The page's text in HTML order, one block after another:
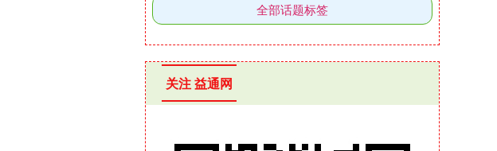
全部话题标签
关注 益通网